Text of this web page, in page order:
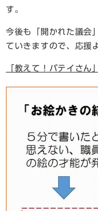
す。
今後も「開かれた議会
ていきますので、応援
「教えて！バテイさん